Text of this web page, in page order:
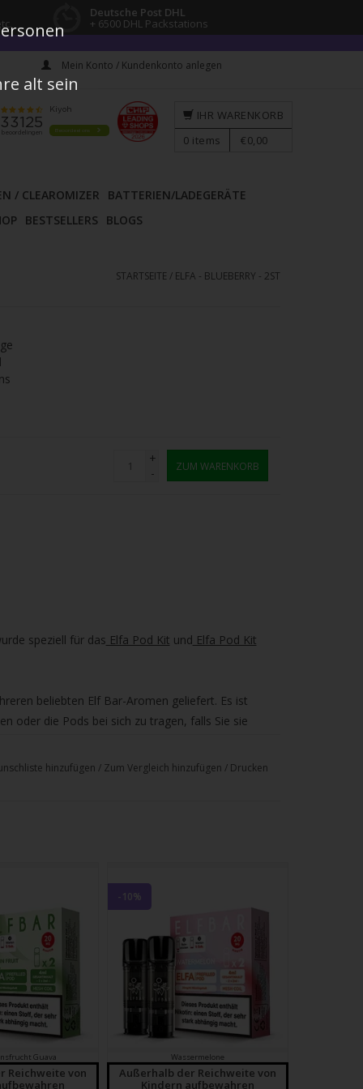
Deutsche Post DHL
+ 6500 DHL Packstations
Mein Konto / Kundenkonto anlegen
/ CLEAROMIZER
BATTERIEN/LADEGERÄTE
BESTSELLERS BLOGS
IHR WARENKORB
0 items €0,00
STARTSEITE / ELFA - BLUEBERRY - 2ST
+
-
ZUM WARENKORB
speziell für das Elfa Pod Kit und Elfa Pod Kit
beliebten Elf Bar-Aromen geliefert. Es ist
oder die Pods bei sich zu tragen, falls Sie sie
CLP-Verordnung
1272/2008
hinzufügen / Zum Vergleich hinzufügen / Drucken
Guava
Reichweite von
-10%
Wassermelone
Außerhalb der Reichweite von
Kindern aufbewahren
alt sein